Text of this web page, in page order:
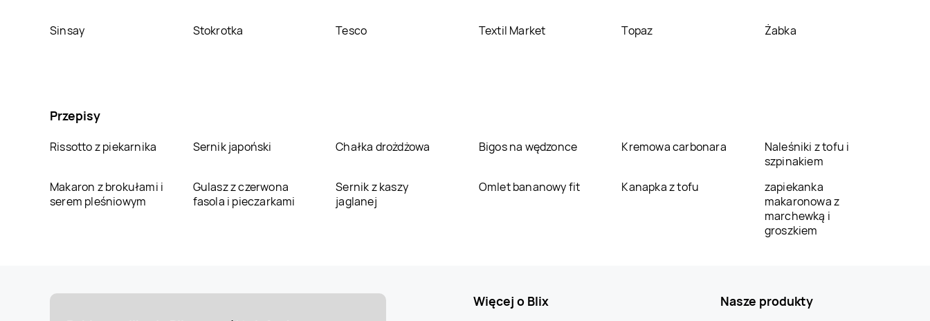
Sinsay Stokrotka Tesco Textil Market Topaz Żabka
Przepisy
Rissotto z piekarnika Sernik japoński Chałka drożdżowa Bigos na wędzonce Kremowa carbonara
Naleśniki z tofu i
szpinakiem
Makaron z brokułami i
serem pleśniowym
Gulasz z czerwona
fasola i pieczarkami
Sernik z kaszy
jaglanej
Omlet bananowy fit Kanapka z tofu
zapiekanka
makaronowa z
marchewką i
groszkiem
Więcej o Blix Nasze produkty